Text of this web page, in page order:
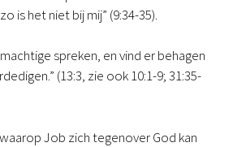
is het niet bij mij” (9:34-35).
spreken, en vind er behagen
(13:3, zie ook 10:1-9; 31:35-
Job zich tegenover God kan